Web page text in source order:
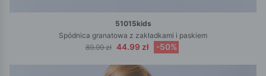
51015kids
Spódnica granatowa z zakładkami i paskiem
89.99 zł 44.99 zł -50%